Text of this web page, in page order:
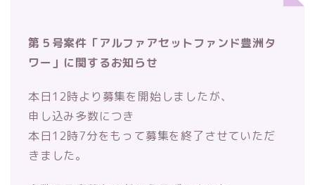
第５号案件「アルファアセットファンド豊洲タ
ワー」に関するお知らせ
本日12時より募集を開始しましたが、
申し込み多数につき
本日12時7分をもって募集を終了させていただ
きました。